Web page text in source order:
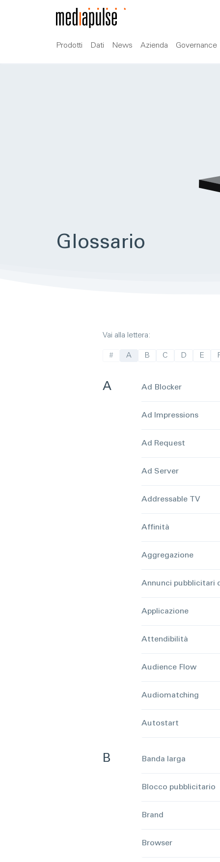
Prodotti Dati News Azienda Governance
Glos­sario
Vai alla lettera:
# A B C D E
A Ad Blocker
Ad Impressions
Ad Request
Ad Server
Addressable TV
Affinità
Aggregazione
Annunci pubblicitari
Applicazione
Attendibilità
Audience Flow
Audiomatching
Autostart
B Banda larga
Blocco pubblicitario
Brand
Browser